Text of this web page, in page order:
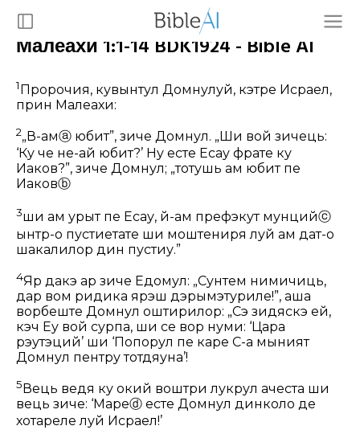
Малеахи 1:1-14 BDK1924 - Bible AI
1Пророчия, кувынтул Домнулуй, кэтре Исраел,
прин Малеахи:
2„В-амⓐ юбит”, зиче Домнул. „Ши вой зичець:
‘Ку че не-ай юбит?’ Ну есте Есау фрате ку
Иаков?”, зиче Домнул; „тотушь ам юбит пе
Иаковⓑ
3ши ам урыт пе Есау, й-ам префэкут мунцийⓒ
ынтр-о пустиетате ши моштениря луй ам дат-о
шакалилор дин пустиу.”
4Яр дакэ ар зиче Едомул: „Сунтем нимичиць,
дар вом ридика ярэш дэрымэтуриле!”, аша
ворбеште Домнул оштирилор: „Сэ зидяскэ ей,
кэч Еу вой сурпа, ши се вор нуми: ‘Цара
рэутэций’ ши ‘Попорул пе каре С-а мыният
Домнул пентру тотдяуна’!
5 Вець ведя ку окий воштри лукрул ачеста ши
вець зиче: ‘Мареⓓ есте Домнул динколо де
хотареле луй Исраел!’